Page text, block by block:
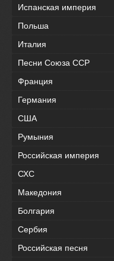
Испанская империя
Польша
Италия
Песни Союза ССР
Франция
Германия
США
Румыния
Российская империя
СХС
Македония
Болгария
Сербия
Российская песня